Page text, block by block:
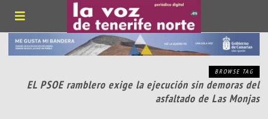
BROWSE TAG
EL PSOE ramblero exige la ejecución sin demoras del
asfaltado de Las Monjas